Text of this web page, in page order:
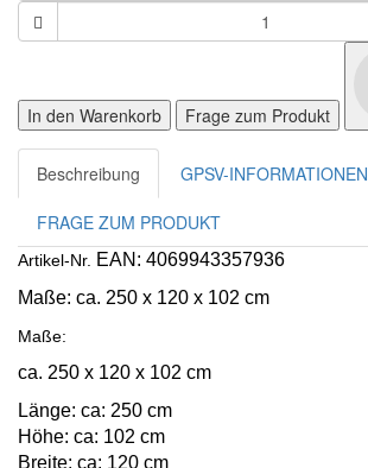
In den Warenkorb Frage zum Produkt
Beschreibung GPSV-INFORMATIONEN
FRAGE ZUM PRODUKT
Artikel-Nr. EAN: 4069943357936
Maße: ca. 250 x 120 x 102 cm
Maße:
ca. 250 x 120 x 102 cm
Länge: ca: 250 cm
Höhe: ca: 102 cm
Breite: ca: 120 cm